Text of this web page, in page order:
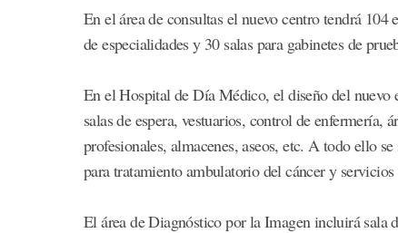
En el área de consultas el nuevo centro tendrá
de especialidades y 30 salas para gabinetes de
En el Hospital de Día Médico, el diseño del nuevo
salas de espera, vestuarios, control de enfermería,
profesionales, almacenes, aseos, etc. A todo ello
para tratamiento ambulatorio del cáncer y
El área de Diagnóstico por la Imagen incluirá